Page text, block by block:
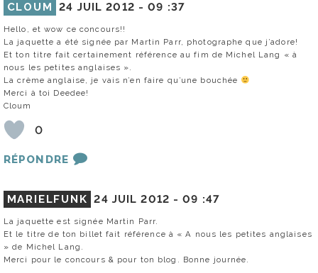
CLOUM 24 JUIL 2012 -09 :37
Hello, et wow ce concours!!
La jaquette a été signée par Martin Parr, photographe que j’adore!
Et ton titre fait certainement référence au fim de Michel Lang « à
nous les petites anglaises ».
La crème anglaise, je vais n’en faire qu’une bouchée
Merci à toi Deedee!
Cloum
0
RÉPONDRE
MARIELFUNK 24 JUIL 2012 -09 :47
La jaquette est signée Martin Parr.
Et le titre de ton billet fait référence à « A nous les petites anglaises
» de Michel Lang.
Merci pour le concours & pour ton blog. Bonne journée.